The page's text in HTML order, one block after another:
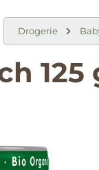
Drogerie
125